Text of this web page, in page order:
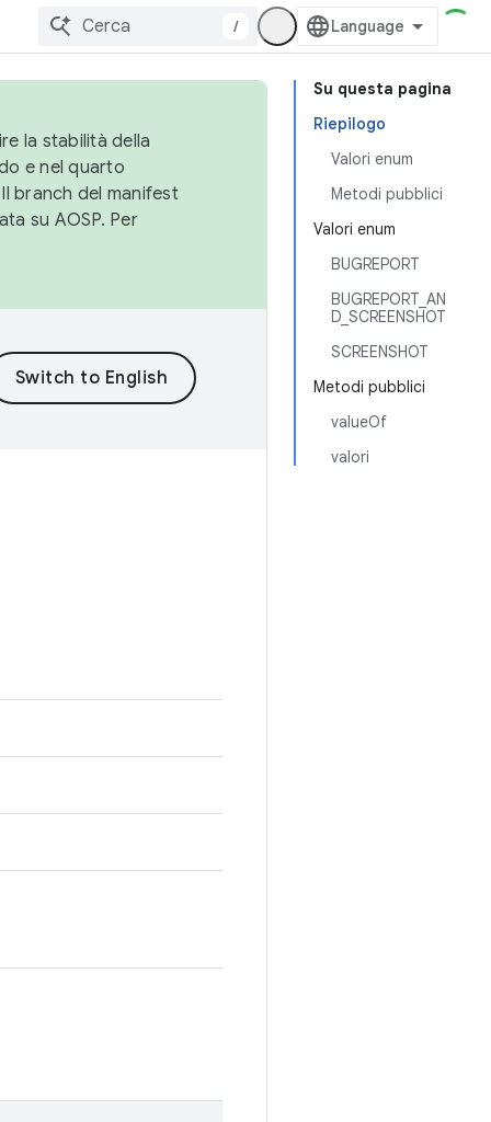
/
Su questa pagina
Riepilogo
Valori enum
Metodi pubblici
Valori enum
BUGREPORT
BUGREPORT_AN
D_SCREENSHOT
SCREENSHOT
Metodi pubblici
valueOf
valori
la stabilità della
e nel quarto
branch del manifest
su AOSP. Per